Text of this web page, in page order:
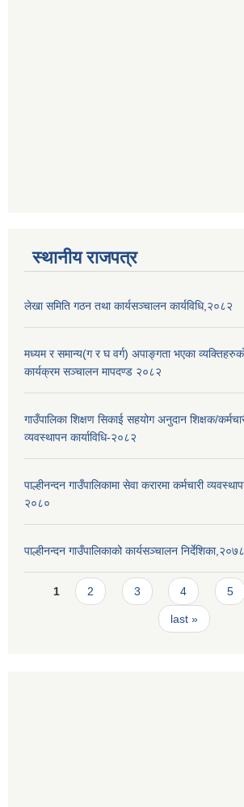
स्थानीय राजपत्र
लेखा समिति गठन तथा कार्यसञ्चालन कार्यविधि,२०८२
मध्यम र समान्य(ग र घ वर्ग) अपाङ्गता भएका व्यक्तिहरुको
कार्यक्रम सञ्चालन मापदण्ड २०८२
गाउँपालिका शिक्षण सिकाई सहयोग अनुदान शिक्षक/
व्यवस्थापन कार्याविधि-२०८२
पाल्हीनन्दन गाउँपालिकामा सेवा करारमा कर्मचारी
२०८०
पाल्हीनन्दन गाउँपालिकाको कार्यसञ्चालन निर्देशिका,२०७८
Pages
1 2 3 4 5
last »